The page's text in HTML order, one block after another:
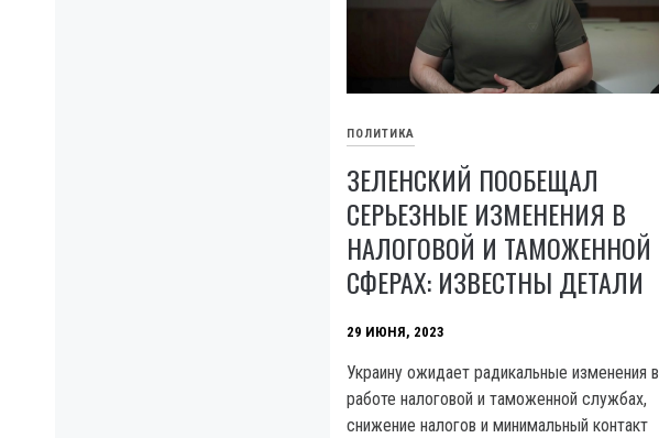
ПОЛИТИКА
ЗЕЛЕНСКИЙ ПООБЕЩАЛ
СЕРЬЕЗНЫЕ ИЗМЕНЕНИЯ В
НАЛОГОВОЙ И ТАМОЖЕННОЙ
СФЕРАХ: ИЗВЕСТНЫ ДЕТАЛИ
29 ИЮНЯ, 2023
Украину ожидает радикальные изменения в
работе налоговой и таможенной службах,
снижение налогов и минимальный контакт